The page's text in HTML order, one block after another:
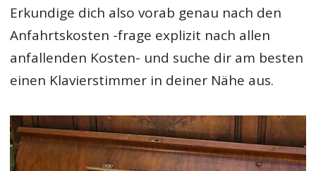
Erkundige dich also vorab genau nach den
Anfahrtskosten -frage explizit nach allen
anfallenden Kosten- und suche dir am besten
einen Klavierstimmer in deiner Nähe aus.